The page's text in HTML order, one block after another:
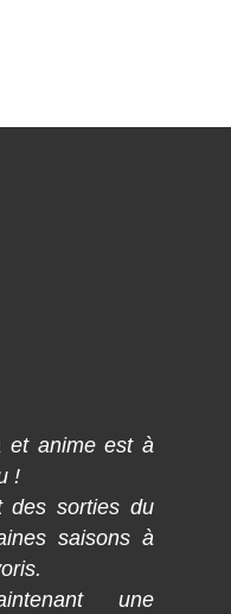
et anime est à
!
des sorties du
saisons à
une